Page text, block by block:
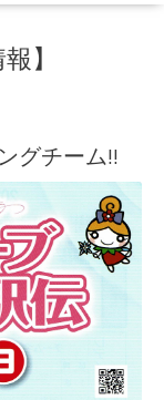
】
グチーム!!